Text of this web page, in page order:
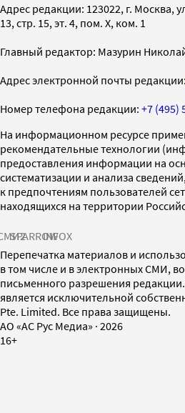
Адрес редакции: 123022, г. Москва,
13, стр. 15, эт. 4, пом. X, ком. 1
Главный редактор: Мазурин
Адрес электронной почты редакции:
Номер телефона редакции: +7 (495)
На информационном ресурсе
рекомендательные технологии
предоставления информации на
систематизации и анализа
к предпочтениям пользователей
находящихся на территории
SPARROWINFOX
Перепечатка материалов и
в том числе и в электронных СМИ,
письменного разрешения
является исключительной
Pte. Limited. Все права защищены.
AO «АС Рус Медиа» · 2026
16+